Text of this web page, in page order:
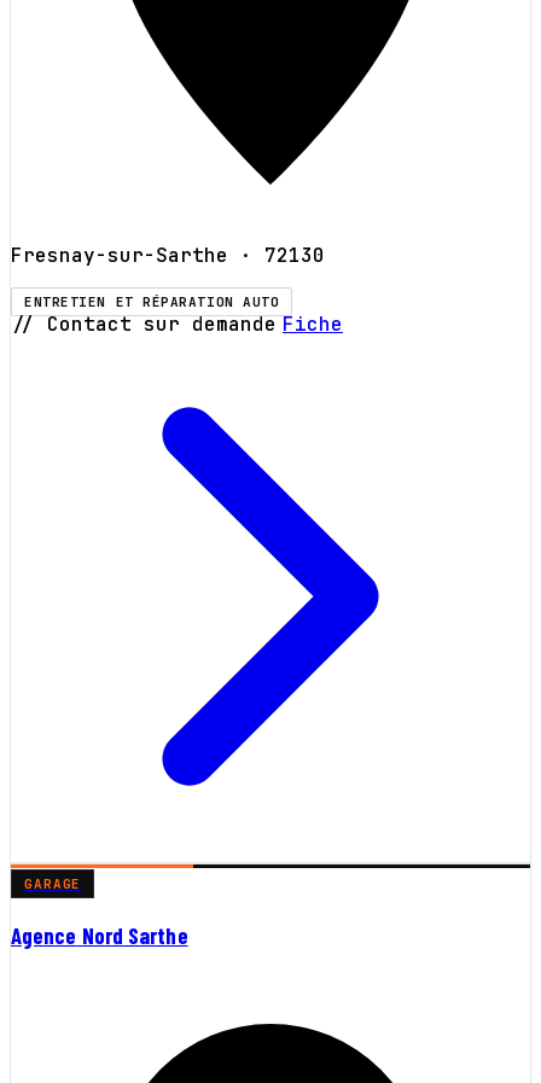
Fresnay-sur-Sarthe · 72130
ENTRETIEN ET RÉPARATION AUTO
// Contact sur demande Fiche
GARAGE
Agence Nord Sarthe